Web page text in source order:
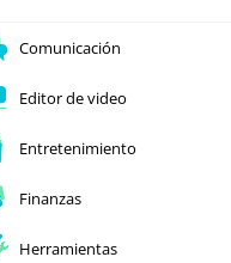
Comunicación
Editor de video
Entretenimiento
Finanzas
Herramientas